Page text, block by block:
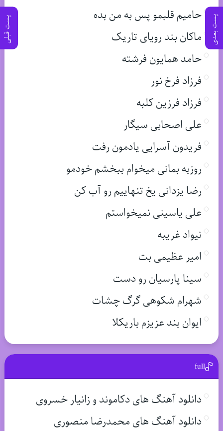
پست بعدی پست قبلی
حامیم قلبمو پس به من بده
ماکان بند رویای تاریک
حامد همایون فرشته
فرزاد فرخ نور
فرزاد فرزین کلبه
علی اصحابی سیگار
فریدون آسرایی یادمون رفت
روزبه بمانی میخوام ببخشم خودمو
رضا یزدانی یخ تنهاییم رو آب کن
علی یاسینی نمیخواستم
نیواد غریبه
امیر عظیمی بت
سینا پارسیان رو دست
شهرام شکوهی گرگ چشات
ایوان بند عزیزم باریکلا
full
دانلود آهنگ های دکاموند و زانیار خسروی
دانلود آهنگ های محمدرضا منصوری